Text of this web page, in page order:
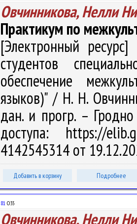
Овчинникова, Нелли
Практикум по
[Электронный
студентов
обеспечение
языков)" / Н. Н.
дан. и прогр. –
доступа: https://
4142545314 от
Добавить в корзину Подробнее
81 О35
Овчинникова, Нелли